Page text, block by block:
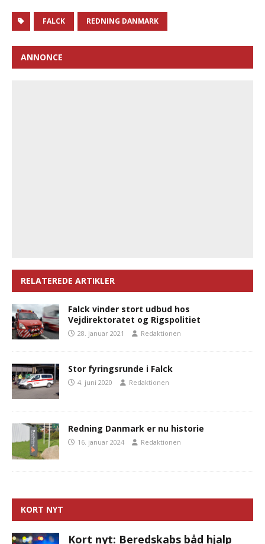
FALCK REDNING DANMARK
ANNONCE
RELATEREDE ARTIKLER
Falck vinder stort udbud hos
Vejdirektoratet og Rigspolitiet
28. januar 2021 Redaktionen
Stor fyringsrunde i Falck
4. juni 2020 Redaktionen
Redning Danmark er nu historie
16. januar 2024 Redaktionen
KORT NYT
Kort nyt: Beredskabs båd hjalp